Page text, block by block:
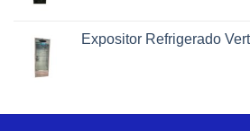
Expositor Refrigerado